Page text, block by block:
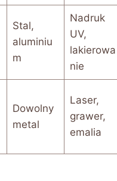
Stal,
aluminiu
m
Nadruk
UV,
lakierowa
nie
Dowolny
metal
Laser,
grawer,
emalia